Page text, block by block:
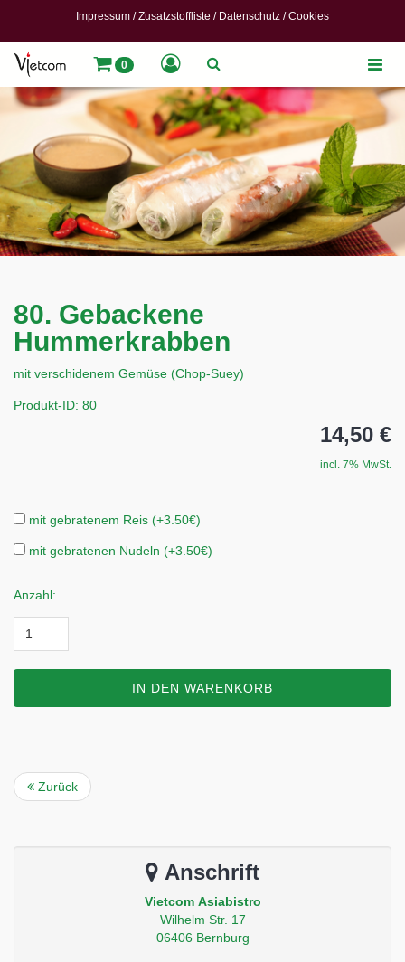
Impressum / Zusatzstoffliste / Datenschutz / Cookies
Toggle
0
80. Gebackene
Hummerkrabben
mit verschidenem Gemüse (Chop-Suey)
Produkt-ID: 80
14,50 €
incl. 7% MwSt.
mit gebratenem Reis (+3.50€)
mit gebratenen Nudeln (+3.50€)
Anzahl:
IN DEN WARENKORB
Zurück
Anschrift
Vietcom Asiabistro
Wilhelm Str. 17
06406 Bernburg